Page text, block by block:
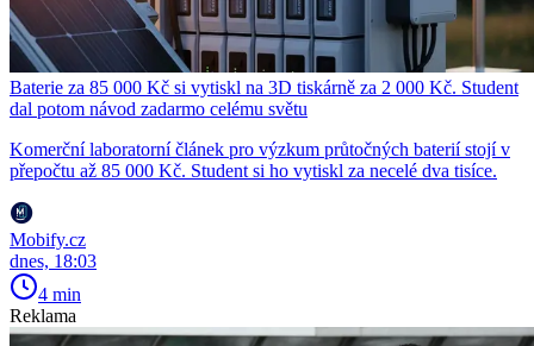
Baterie za 85 000 Kč si vytiskl na 3D tiskárně za 2 000 Kč. Student
dal potom návod zadarmo celému světu
Komerční laboratorní článek pro výzkum průtočných baterií stojí v
přepočtu až 85 000 Kč. Student si ho vytiskl za necelé dva tisíce.
Mobify.cz
dnes, 18:03
4 min
Reklama